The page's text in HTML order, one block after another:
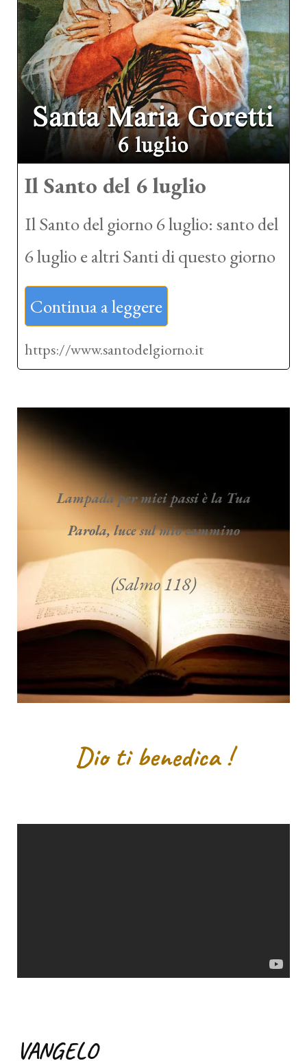
Il Santo del 6 luglio
Il Santo del giorno 6 luglio: santo del
6 luglio e altri Santi di questo giorno
Continua a leggere
https://www.santodelgiorno.it
Lampada per miei passi è la Tua
Parola, luce sul mio cammino
(Salmo 118)
Dio ti benedica !
VANGELO